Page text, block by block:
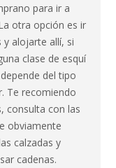
para ir a
otra opción es ir
y alojarte allí, si
clase de esquí
del tipo
Te recomiendo
consulta con las
obviamente
calzadas y
cadenas.